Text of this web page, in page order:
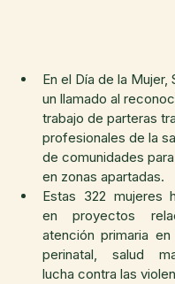
En el Día de la Mujer,
un llamado al
trabajo de parteras
profesionales de la
de comunidades
en zonas apartadas.
Estas 322 mujeres
en proyectos
atención primaria
perinatal, salud
lucha contra las